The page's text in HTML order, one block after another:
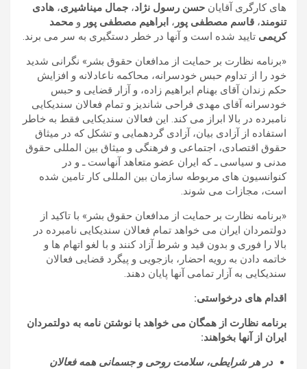
های کارگری آقایان حسن رسول نژاد، جمال میناشیری، هادی
تنومند، قاسم مصطفی پور ، ابراهیم مصطفی پور و محمد
کریمی تایید شده است و آنها در خطر دستگیری به سر می برند.
«برنامه نظارت بر حمایت از مدافعان حقوق بشر» نگرانی شدید
خود را از تداوم حبس خودسرانه، محاکمه ناعادلانه و افزایش
حکم زندان آقای بهنام ابراهیم زاده، و آزار قضایی و حبس
خودسرانه آقای مهدی فراحی شاندیز و تمام فعالان سندیکایی
نامبرده در بالا ابراز می کند. این فعالان سندیکایی فقط به خاطر
استفاده از آزادی بیان، آزادی گردهمایی و تشکل که در میثاق
حقوق اقتصادی، اجتماعی و فرهنگی و میثاق بین المللی حقوق
مدنی و سیاسی ـ که ایران عضو متعاهد آنهاست ـ و در
کنوانسیون های مربوطه سازمان بین المللی کار تامین شده
است، مجازات می شوند.
«برنامه نظارت بر حمایت از مدافعان حقوق بشر» با تاکید از
دولتمردان ایران می خواهد تمام فعالان سندیکایی نامبرده در
بالا را فوری و بدون قید و شرط آزاد کنند و با لغو اتهام ها و
خاتمه دادن به رویه احضار، بازجویی و پیگرد قضایی فعالان
سندیکایی به آزار تمامی آنها پایان دهند.
اقدام های درخواستی:
برنامه نظارت از همگان می خواهد با نوشتن نامه به دولتمردان
ایران از آنها بخواهند:
در هر شرايطی، سلامت روحی و جسمانی همه فعالان